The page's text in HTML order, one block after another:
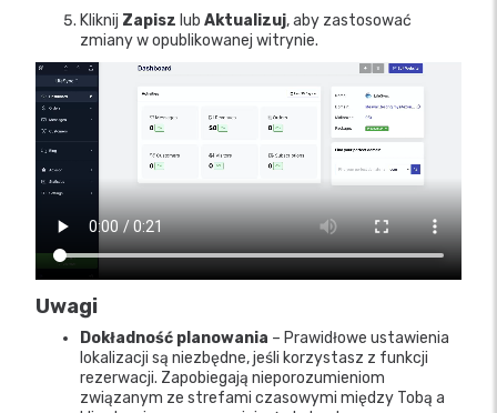
Kliknij Zapisz lub Aktualizuj, aby zastosować
zmiany w opublikowanej witrynie.
Uwagi
Dokładność planowania – Prawidłowe ustawienia
lokalizacji są niezbędne, jeśli korzystasz z funkcji
rezerwacji. Zapobiegają nieporozumieniom
związanym ze strefami czasowymi między Tobą a